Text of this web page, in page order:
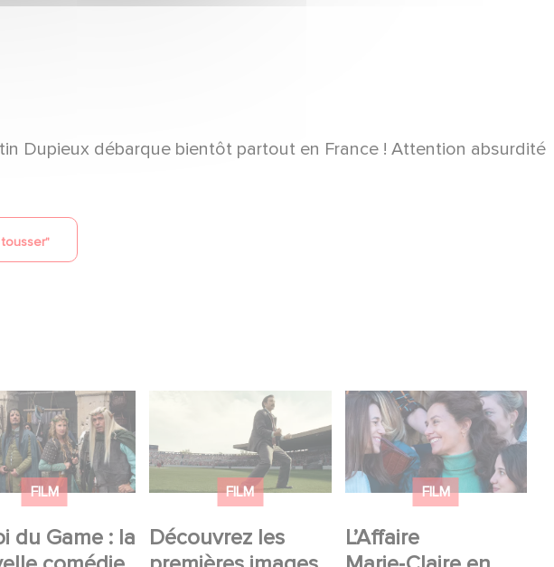
Dupieux débarque bientôt partout en France ! Attention absurdité
"
FILM
du Game : la
du Game : la
comédie
FILM
Découvrez les
Découvrez les
premières images de
Mexico 86, la nouvelle
production Gaumont
FILM
L’Affaire
L’Affaire Marie‑Claire
en sélection officielle à
Cannes